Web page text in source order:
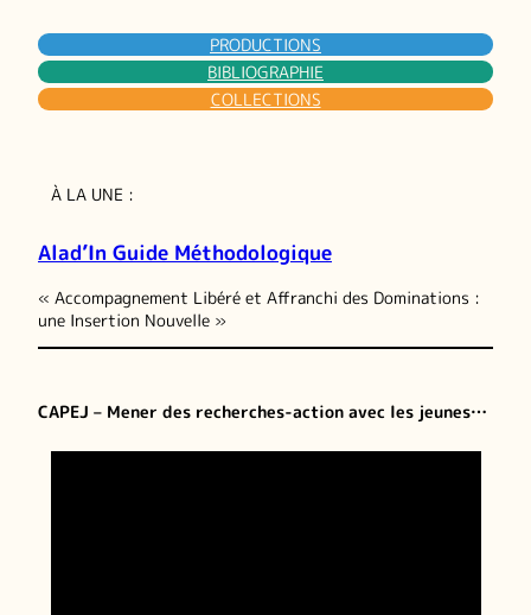
PRODUCTIONS
BIBLIOGRAPHIE
COLLECTIONS
À LA UNE :
Alad’In Guide Méthodologique
« Accompagnement Libéré et Affranchi des Dominations :
une Insertion Nouvelle »
CAPEJ – Mener des recherches-action avec les jeunes…